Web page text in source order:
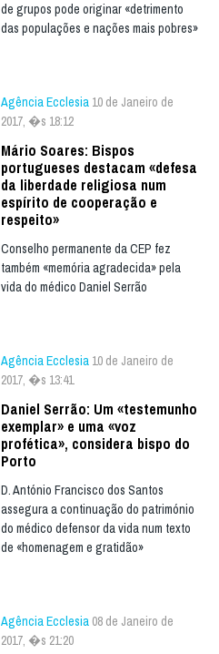
de grupos pode originar «detrimento
das populações e nações mais pobres»
Agência Ecclesia 10 de Janeiro de
2017, �s 18:12
Mário Soares: Bispos
portugueses destacam «defesa
da liberdade religiosa num
espírito de cooperação e
respeito»
Conselho permanente da CEP fez
também «memória agradecida» pela
vida do médico Daniel Serrão
Agência Ecclesia 10 de Janeiro de
2017, �s 13:41
Daniel Serrão: Um «testemunho
exemplar» e uma «voz
profética», considera bispo do
Porto
D. António Francisco dos Santos
assegura a continuação do património
do médico defensor da vida num texto
de «homenagem e gratidão»
Agência Ecclesia 08 de Janeiro de
2017, �s 21:20